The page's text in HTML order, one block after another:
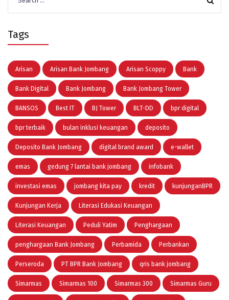
for:
Tags
Arisan Arisan Bank Jombang Arisan Scoppy Bank
Bank Digital Bank Jombang Bank Jombang Tower
BANSOS Best IT BJ Tower BLT-DD bpr digital
bpr terbaik bulan inklusi keuangan deposito
Deposito Bank Jombang digital brand award e-wallet
emas gedung 7 lantai bank jombang infobank
investasi emas jombang kita pay kredit kunjunganBPR
Kunjungan Kerja Literasi Edukasi Keuangan
Literasi Keuangan Peduli Yatim Penghargaan
penghargaan Bank Jombang Perbamida Perbankan
Perseroda PT BPR Bank Jombang qris bank jombang
Simarmas Simarmas 100 Simarmas 300 Simarmas Guru